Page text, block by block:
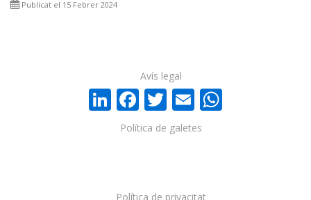
Publicat el 15 Febrer 2024
LinkedIn
Facebook
Twitter
Email
Política de privacitat
Política de galetes
Avís legal